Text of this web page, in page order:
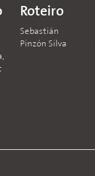
Roteiro
Sebastián
Pinzón Silva